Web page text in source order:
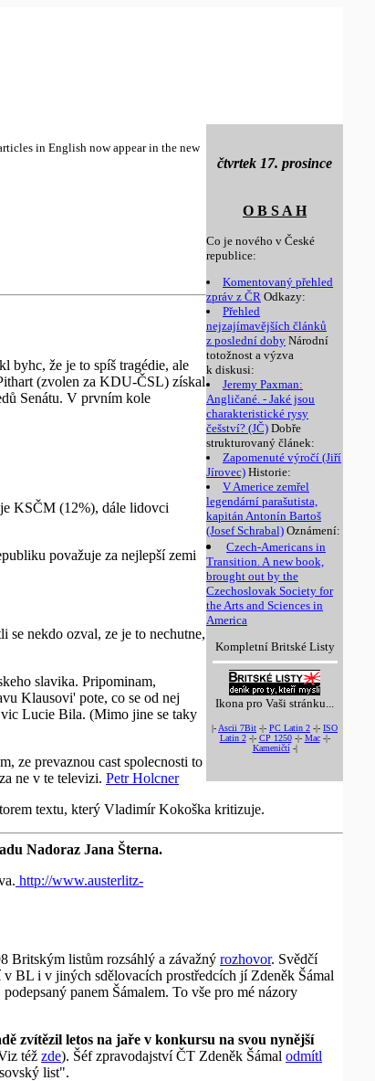
čtvrtek 17. prosince
O B S A H
Co je nového v České
republice:
Komentovaný přehled
zpráv z ČR Odkazy:
Přehled
nejzajímavějších článků
z poslední doby Národní
totožnost a výzva
k diskusi:
Jeremy Paxman:
Angličané. - Jaké jsou
charakteristické rysy
češství? (JČ) Dobře
strukturovaný článek:
Zapomenuté výročí (Jiří
Jírovec) Historie:
V Americe zemřel
legendární parašutista,
kapitán Antonín Bartoš
(Josef Schrabal) Oznámení:
Czech-Americans in
Transition. A new book,
brought out by the
Czechoslovak Society for
the Arts and Sciences in
America
Kompletní Britské Listy
Ikona pro Vaši stránku...
|- Ascii 7Bit -|- PC Latin 2 -|- ISO
Latin 2-|- CP 1250-|- Mac-|-
Kameničtí-|
in English now appear in the new
byhc, že je to spíš tragédie, ale
(zvolen za KDU-ČSL) získal
Senátu. V prvním kole
KSČM (12%), dále lidovci
považuje za nejlepší zemi
se nekdo ozval, ze je to nechutne,
slavika. Pripominam,
Klausovi' pote, co se od nej
Lucie Bila. (Mimo jine se taky
ze prevaznou cast spolecnosti to
ne v te televizi. Petr Holcner
textu, který Vladimír Kokoška kritizuje.
Nadoraz Jana Šterna.
http://www.austerlitz-
Britským listům rozsáhlý a závažný rozhovor. Svědčí
BL i v jiných sdělovacích prostředcích jí Zdeněk Šámal
panem Šámalem. To vše pro mé názory
zvítězil letos na jaře v konkursu na svou nynější
též zde). Šéf zpravodajství ČT Zdeněk Šámal odmítl
list".